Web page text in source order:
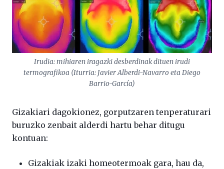
Irudia: mihiaren iragazki desberdinak dituen irudi
termografikoa (Iturria: Javier Alberdi-Navarro eta Diego
Barrio-García)
Gizakiari dagokionez, gorputzaren tenperaturari
buruzko zenbait alderdi hartu behar ditugu
kontuan:
Gizakiak izaki homeotermoak gara, hau da,